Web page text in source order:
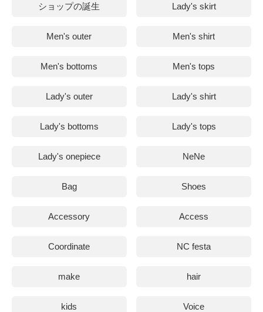
ショップの誕生 Lady's skirt
Men's outer Men's shirt
Men's bottoms Men's tops
Lady's outer Lady's shirt
Lady's bottoms Lady's tops
Lady's onepiece NeNe
Bag Shoes
Accessory Access
Coordinate NC festa
make hair
kids Voice